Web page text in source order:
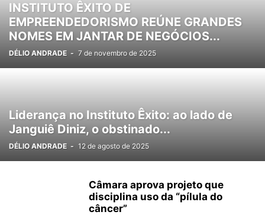
INSTITUTO ÊXITO DE
EMPREENDEDORISMO REÚNE GRANDES
NOMES EM JANTAR DE NEGÓCIOS...
DÉLIO ANDRADE - 7 de novembro de 2025
Liderança no Instituto Êxito: ao lado de
Janguiê Diniz, o obstinado...
DÉLIO ANDRADE - 12 de agosto de 2025
Câmara aprova projeto que
disciplina uso da “pílula do
câncer”